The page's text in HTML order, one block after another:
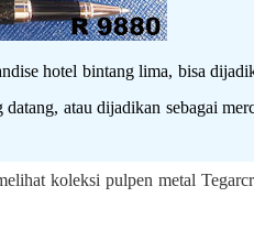
hotel bintang lima, bisa
atau dijadikan sebagai
koleksi pulpen metal